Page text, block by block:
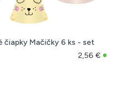
čiapky Mačičky 6 ks - set
2,56 €